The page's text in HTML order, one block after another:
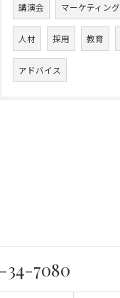
講演会 マーケティング
人材 採用 教育
アドバイス
34-7080